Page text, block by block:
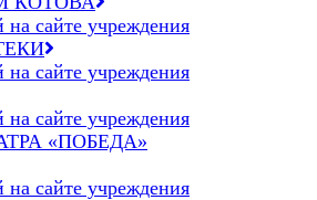
на сайте учреждения
на сайте учреждения
на сайте учреждения
«ПОБЕДА»
на сайте учреждения